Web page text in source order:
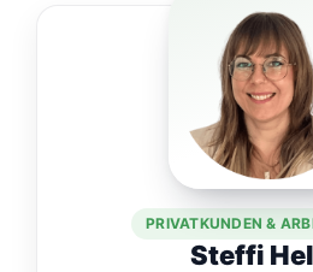
PRIVATKUNDEN &
Steffi